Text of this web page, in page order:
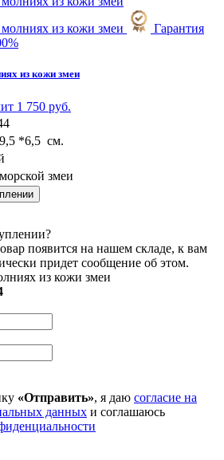
Гарантия
из кожи змеи
1 750 руб.
*6,5 см.
змеи
появится на нашем складе, к вам
придет сообщение об этом.
из кожи змеи
«Отправить», я даю согласие на
данных и соглашаюсь